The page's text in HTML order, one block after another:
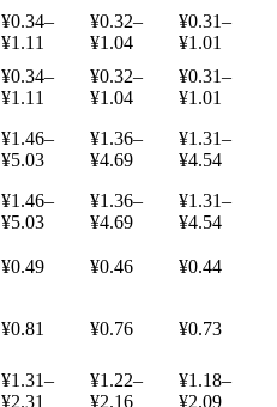
¥0.34–
¥1.11
¥0.32–
¥1.04
¥0.31–
¥1.01
¥0.34–
¥1.11
¥0.32–
¥1.04
¥0.31–
¥1.01
¥1.46–
¥5.03
¥1.36–
¥4.69
¥1.31–
¥4.54
¥1.46–
¥5.03
¥1.36–
¥4.69
¥1.31–
¥4.54
¥0.49 ¥0.46
¥0.44
¥0.81 ¥0.76 ¥0.73
¥1.31–
¥2.31
¥1.22–
¥2.16
¥1.18–
¥2.09